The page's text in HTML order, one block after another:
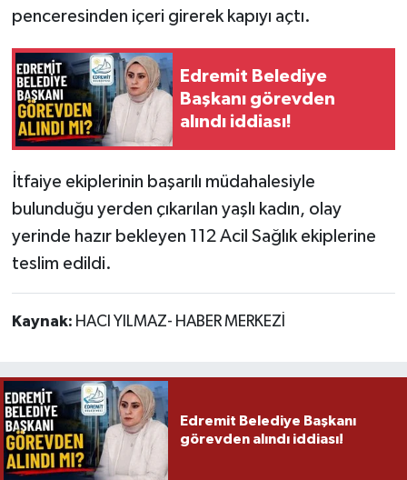
penceresinden içeri girerek kapıyı açtı.
Edremit Belediye
Başkanı görevden
alındı iddiası!
İtfaiye ekiplerinin başarılı müdahalesiyle
bulunduğu yerden çıkarılan yaşlı kadın, olay
yerinde hazır bekleyen 112 Acil Sağlık ekiplerine
teslim edildi.
Kaynak: HACI YILMAZ- HABER MERKEZİ
Edremit Belediye Başkanı
görevden alındı iddiası!